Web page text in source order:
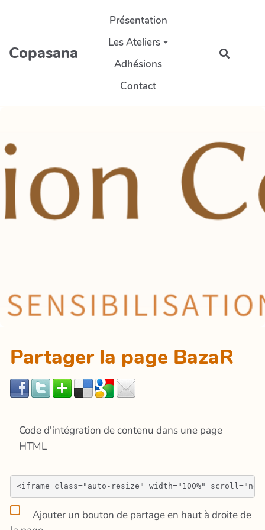
Aller au contenu principal
Copasana
Présentation
Les Ateliers
Adhésions
Contact
Partager la page BazaR
Code d'intégration de contenu dans une page
HTML
Ajouter un bouton de partage en haut à droite de